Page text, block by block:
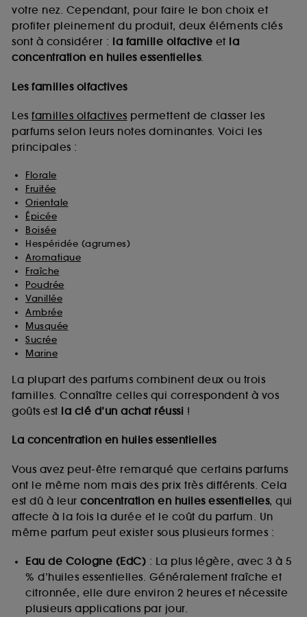
votre nez. Cependant, pour faire le bon choix et
profiter pleinement du produit, deux éléments clés
sont à considérer : la famille olfactive et la
concentration en huiles essentielles.
Les familles olfactives
Les familles olfactives permettent de classer les
parfums selon leurs notes dominantes. Voici les
principales :
Florale
Fruitée
Orientale
Épicée
Boisée
Hespéridée (agrumes)
Aromatique
Fraîche
Poudrée
Vanillée
Ambrée
Musquée
Sucrée
Marine
La plupart des parfums combinent deux ou trois
familles. Connaître celles qui correspondent à vos
goûts est la clé d’un achat réussi !
La concentration en huiles essentielles
Vous avez peut-être remarqué que certains parfums
ont le même nom mais des prix très différents. Cela
est dû à leur concentration en huiles essentielles, qui
affecte à la fois la durée et le coût du parfum. Un
même parfum peut exister sous plusieurs formes :
Eau de Cologne (EdC) : La plus légère, avec 3 à 5
% d’huiles essentielles. Généralement fraîche et
citronnée, elle dure environ 2 heures et nécessite
plusieurs applications par jour.
pouvez personnaliser vos choix concernant le dépôt
de ces cookies grâce au bouton "personnaliser mes
choix" ci-dessous ou décider de "tout accepter".
Sephora pourra associer les informations de
navigation collectées par ces Cookies, pour les
collectées ou générées lors de votre activité en ligne
sur "continuer sans accepter". Voous pouvez à tout
moment choisir de retirer votrte consentement. Si vous
souhaitez obtenir plus d'information sur les cookies
utilisés, cliquez